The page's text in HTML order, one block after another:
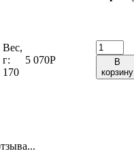
Вес,
г:
170
5 070Р
В
корзину